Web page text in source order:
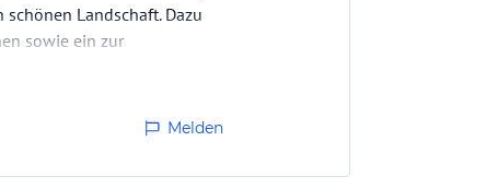
Landschaft. Dazu
sowie ein zur
Melden